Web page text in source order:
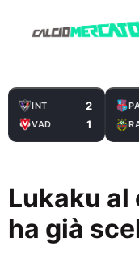
INT 2
VAD 1
Lukaku al
ha già